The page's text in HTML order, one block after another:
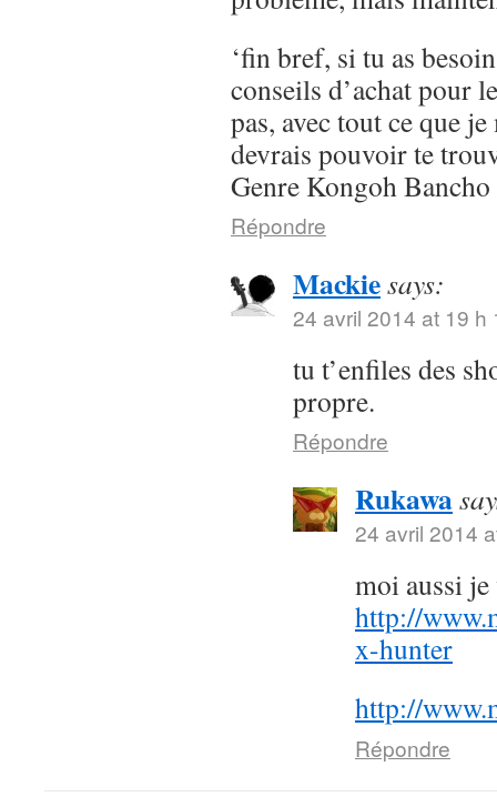
‘fin bref, si tu as
conseils d’achat pour
pas, avec tout ce que
devrais pouvoir te
Genre Kongoh Bancho
Répondre
Mackiesays:
24 avril 2014 at 19 h
tu t’enfiles des
propre.
Répondre
Rukawa
24 avril 2014
moi aussi
http://
x-hunter
http://
Répondre